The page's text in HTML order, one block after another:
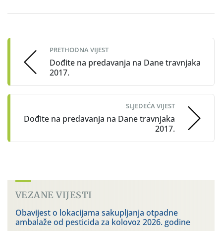
navigation
PRETHODNA VIJEST
Dođite na predavanja na Dane travnjaka
2017.
SLJEDEĆA VIJEST
Dođite na predavanja na Dane travnjaka
2017.
VEZANE VIJESTI
Obavijest o lokacijama sakupljanja otpadne
ambalaže od pesticida za kolovoz 2026. godine